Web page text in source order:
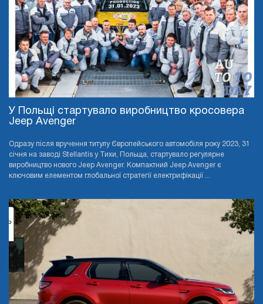
У Польщі стартувало виробництво кросовера
Jeep Avenger
Одразу після вручення титулу Європейського автомобіля року 2023, 31
січня на заводі Stellantis у Тихи, Польща, стартувало регулярне
виробництво нового Jeep Avenger. Компактний Jeep Avenger є
ключовим елементом глобальної стратегії електрифікації ...